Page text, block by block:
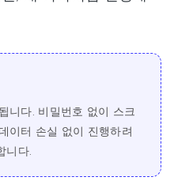
니다. 비밀번호 없이 스크
이터 손실 없이 진행하려
니다.